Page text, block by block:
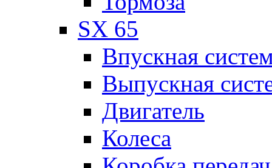
SX 65
Впускная
Выпускная
Двигатель
Колеса